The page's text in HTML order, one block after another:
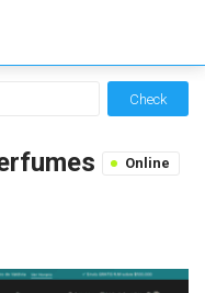
Check
Online